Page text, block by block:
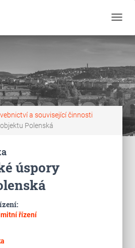
a související činnosti
Polenská
úspory
řízení